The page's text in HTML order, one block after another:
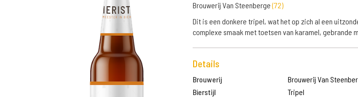
Brouwerij Van Steenberge(72)
Dit is een donkere tripel, wat het op zich al een
complexe smaak met toetsen van karamel, gebrande
Details
Brouwerij
Brouwerij Van
Bierstijl
Tripel